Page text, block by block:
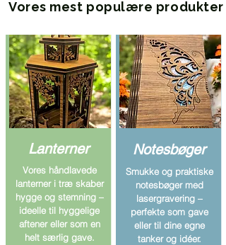
Vores mest populære produkter
Lanterner
Vores håndlavede
lanterner i træ skaber
hygge og stemning –
ideelle til hyggelige
aftener eller som en
helt særlig gave.
Notesbøger
Smukke og praktiske
notesbøger med
lasergravering –
perfekte som gave
eller til dine egne
tanker og idéer.